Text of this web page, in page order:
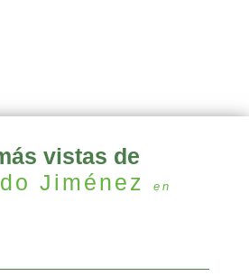
vistas de
Jiménez
en